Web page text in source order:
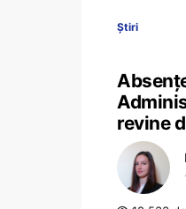
Știri
revine